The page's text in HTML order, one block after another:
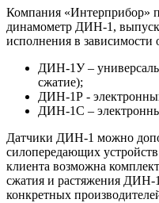
Компания «Интерприбор»
динамометр ДИН-1,
исполнения в зависимости
ДИН-1У –
сжатие);
ДИН-1Р -
ДИН-1С –
Датчики ДИН-1 можно
силопередающих
клиента возможна
сжатия и растяжения ДИН-
конкретных